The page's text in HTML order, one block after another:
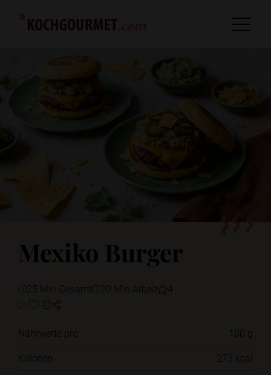
Mexiko Burger
25 Min Gesamt 20 Min Arbeit 4
Nährwerte pro
100 g
Kalorien
273 kcal